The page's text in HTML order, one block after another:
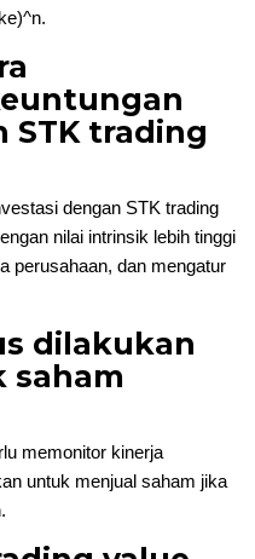
STK trading
dengan STK trading
nilai intrinsik lebih tinggi
perusahaan, dan mengatur
dilakukan
saham
memonitor kinerja
untuk menjual saham jika